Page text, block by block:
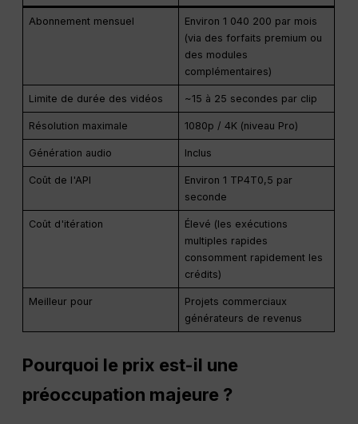
Abonnement mensuel
Environ 1 040 200 par mois
(via des forfaits premium ou
des modules
complémentaires)
Limite de durée des vidéos ~15 à 25 secondes par clip
Résolution maximale 1080p / 4K (niveau Pro)
Génération audio Inclus
Coût de l'API
Environ 1 TP4T0,5 par
seconde
Coût d'itération
Élevé (les exécutions
multiples rapides
consomment rapidement les
crédits)
Meilleur pour
Projets commerciaux
générateurs de revenus
Pourquoi le prix est-il une
préoccupation majeure ?